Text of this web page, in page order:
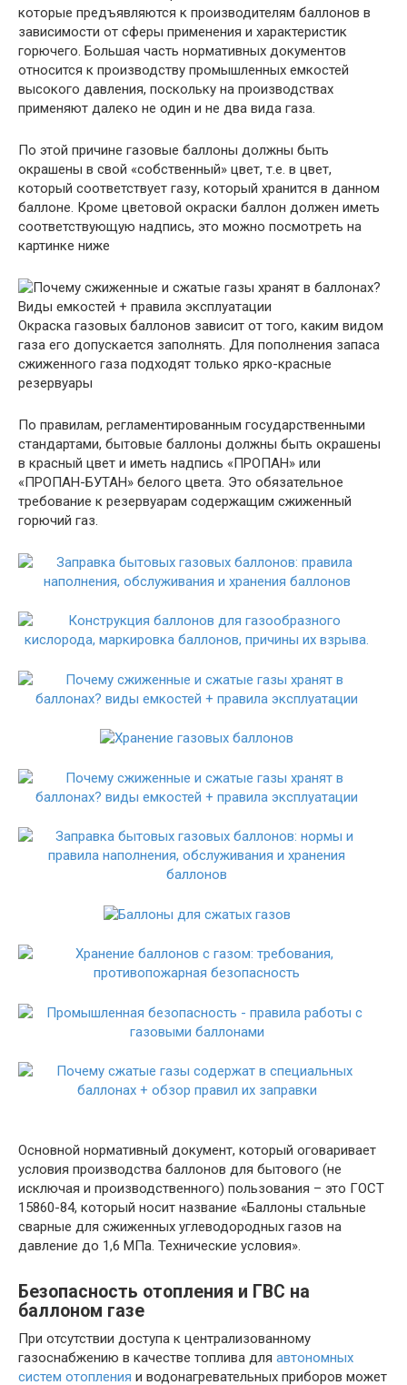
которые предъявляются к производителям баллонов в
зависимости от сферы применения и характеристик
горючего. Большая часть нормативных документов
относится к производству промышленных емкостей
высокого давления, поскольку на производствах
применяют далеко не один и не два вида газа.
По этой причине газовые баллоны должны быть
окрашены в свой «собственный» цвет, т.е. в цвет,
который соответствует газу, который хранится в данном
баллоне. Кроме цветовой окраски баллон должен иметь
соответствующую надпись, это можно посмотреть на
картинке ниже
Окраска газовых баллонов зависит от того, каким видом
газа его допускается заполнять. Для пополнения запаса
сжиженного газа подходят только ярко-красные
резервуары
По правилам, регламентированным государственными
стандартами, бытовые баллоны должны быть окрашены
в красный цвет и иметь надпись «ПРОПАН» или
«ПРОПАН-БУТАН» белого цвета. Это обязательное
требование к резервуарам содержащим сжиженный
горючий газ.
Основной нормативный документ, который оговаривает
условия производства баллонов для бытового (не
исключая и производственного) пользования – это ГОСТ
15860-84, который носит название «Баллоны стальные
сварные для сжиженных углеводородных газов на
давление до 1,6 МПа. Технические условия».
Безопасность отопления и ГВС на
баллоном газе
При отсутствии доступа к централизованному
газоснабжению в качестве топлива для автономных
систем отопления и водонагревательных приборов может